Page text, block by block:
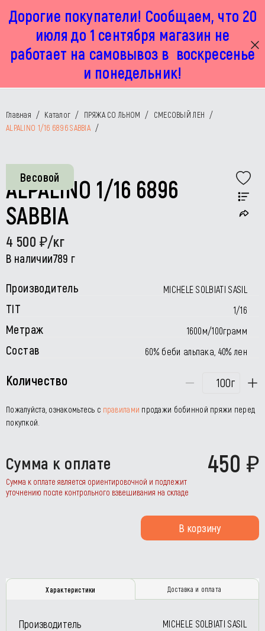
Дорогие покупатели! Сообщаем, что 20
июля до 1 сентября магазин не
работает на самовывоз в воскресенье
и понедельник!
г. Москва, Маленковская 32 стр 2А
пн-пт с 11:00 до 19:00, сб с 11:00 до 17:00
+7 925 449 67 92
Главная / Каталог / ПРЯЖА СО ЛЬНОМ / СМЕСОВЫЙ ЛЕН /
ALPALINO 1/16 6896 SABBIA /
Весовой
ALPALINO 1/16 6896
SABBIA
4 500 /кг
В наличии789 г
Производитель MICHELE SOLBIATI SASIL
TIT 1/16
Метраж 1600м/100грамм
Состав 60% беби альпака, 40% лен
Количество г
Пожалуйста, ознакомьтесь с правилами продажи бобинной пряжи перед
покупкой.
Сумма к оплате 450
Сумма к оплате является ориентировочной и подлежит
уточнению после контрольного взвешивания на складе
В корзину
Характеристики Доставка и оплата
Производитель MICHELE SOLBIATI SASIL